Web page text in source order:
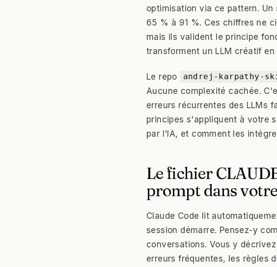
optimisation via ce pattern. Un
65 % à 91 %. Ces chiffres ne
mais ils valident le principe
transforment un LLM créatif
Le repo andrej-karpathy-
Aucune complexité cachée.
erreurs récurrentes des LLMs
principes s'appliquent à votre
par l'IA, et comment les
Le fichier
prompt dans
Claude Code lit
session démarre. Pensez-y
conversations. Vous y
erreurs fréquentes, les règles